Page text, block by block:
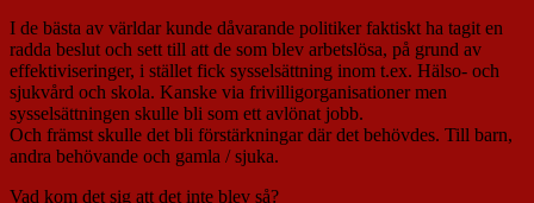
I de bästa av världar kunde dåvarande politiker faktiskt ha tagit en
radda beslut och sett till att de som blev arbetslösa, på grund av
effektiviseringer, i stället fick sysselsättning inom t.ex. Hälso- och
sjukvård och skola. Kanske via frivilligorganisationer men
sysselsättningen skulle bli som ett avlönat jobb.
Och främst skulle det bli förstärkningar där det behövdes. Till barn,
andra behövande och gamla / sjuka.
Vad kom det sig att det inte blev så?